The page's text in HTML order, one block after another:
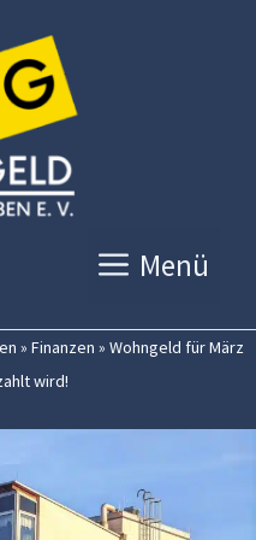
Menü
» Finanzen » Wohngeld für März
wird!